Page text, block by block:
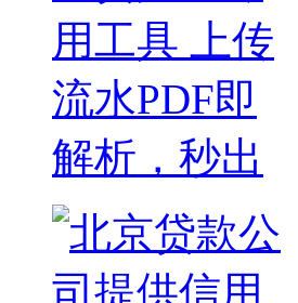
用工具 上传
流水PDF即
解析，秒出